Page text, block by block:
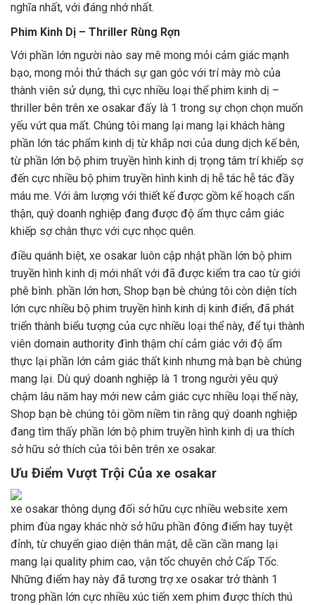
nghĩa nhất, với đáng nhớ nhất.
Phim Kinh Dị – Thriller Rùng Rợn
Với phần lớn người nào say mê mong mỏi cảm giác mạnh
bạo, mong mỏi thử thách sự gan góc với trí mày mò của
thành viên sử dụng, thì cực nhiều loại thể phim kinh dị –
thriller bên trên xe osakar đấy là 1 trong sự chọn chọn muốn
yếu vứt qua mất. Chúng tôi mang lại mang lại khách hàng
phần lớn tác phẩm kinh dị từ khắp nơi của dung dịch kế bên,
từ phần lớn bộ phim truyền hình kinh dị trọng tâm trí khiếp sợ
đến cực nhiều bộ phim truyền hình kinh dị hễ tác hễ tác đầy
máu me. Với âm lượng với thiết kế được gồm kế hoạch cẩn
thận, quý doanh nghiệp đang được độ ẩm thực cảm giác
khiếp sợ chân thực với cực nhọc quên.
điều quánh biệt, xe osakar luôn cập nhật phần lớn bộ phim
truyền hình kinh dị mới nhất với đã được kiểm tra cao từ giới
phê bình. phần lớn hơn, Shop bạn bè chúng tôi còn diện tích
lớn cực nhiều bộ phim truyền hình kinh dị kinh điển, đã phát
triển thành biểu tượng của cực nhiều loại thể này, để tụi thành
viên domain authority đình thậm chí cảm giác với độ ẩm
thực lại phần lớn cảm giác thất kinh nhưng mà bạn bè chúng
mang lại. Dù quý doanh nghiệp là 1 trong người yêu quý
chậm lâu năm hay mới new cảm giác cực nhiều loại thể này,
Shop bạn bè chúng tôi gồm niềm tin rằng quý doanh nghiệp
đang tìm thấy phần lớn bộ phim truyền hình kinh dị ưa thích
sở hữu sở thích của tôi bên trên xe osakar.
Ưu Điểm Vượt Trội Của xe osakar
xe osakar thông dụng đối sở hữu cực nhiều website xem
phim đùa ngay khác nhờ sở hữu phần đông điểm hay tuyệt
đỉnh, từ chuyển giao diện thân mật, dễ cần cần mang lại
mang lại quality phim cao, vận tốc chuyên chở Cấp Tốc.
Những điểm hay này đã tương trợ xe osakar trở thành 1
trong phần lớn cực nhiều xúc tiến xem phim được thích thú